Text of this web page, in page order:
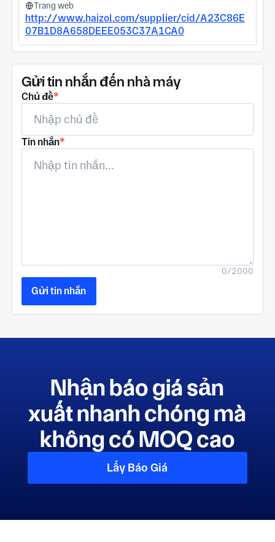
Trang web
http://www.haizol.com/supplier/cid/A23C86E
07B1D8A658DEEE053C37A1CA0
Gửi tin nhắn đến nhà máy
Chủ đề*
Tin nhắn*
0/2000
Gửi tin nhắn
Nhận báo giá sản
xuất nhanh chóng mà
không có MOQ cao
Lấy Báo Giá